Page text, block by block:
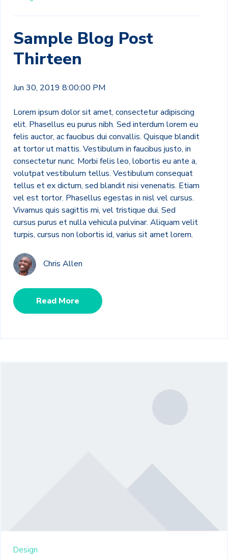
Sample Blog Post
Thirteen
Jun 30, 2019 8:00:00 PM
Lorem ipsum dolor sit amet, consectetur adipiscing
elit. Phasellus eu purus nibh. Sed interdum lorem eu
felis auctor, ac faucibus dui convallis. Quisque blandit
at tortor ut mattis. Vestibulum in faucibus justo, in
consectetur nunc. Morbi felis leo, lobortis eu ante a,
volutpat vestibulum tellus. Vestibulum consequat
tellus et ex dictum, sed blandit nisi venenatis. Etiam
vel est tortor. Phasellus egestas in nisl vel cursus.
Vivamus quis sagittis mi, vel tristique dui. Sed
cursus purus et nulla vehicula pulvinar. Aliquam velit
turpis, cursus non lobortis id, varius sit amet lorem.
Chris Allen
Read More
Design